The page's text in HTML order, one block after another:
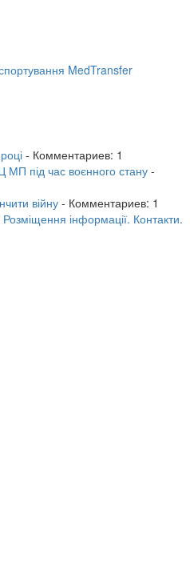
MedTransfer
- Комментариев: 1
МП під час воєнного стану -
війну- Комментариев: 1
Розміщення інформації. Контакти.